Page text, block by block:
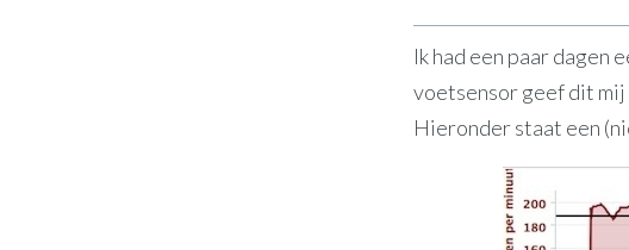
Ik had een paar dagen
voetsensor geef dit
Hieronder staat een